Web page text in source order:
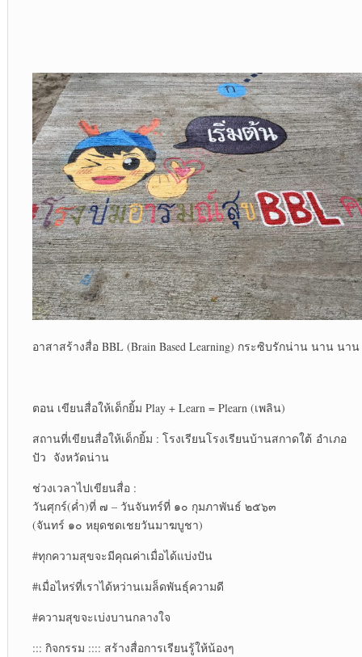
อาสาสร้างสื่อ BBL (Brain Based Learning) กระซิบรักน่าน นาน นาน
ตอน เขียนสื่อให้เด็กยิ้ม Play + Learn = Plearn (เพลิน)
สถานที่เขียนสื่อให้เด็กยิ้ม : โรงเรียนโรงเรียนบ้านสกาดใต้ อำเภอ
ปัว จังหวัดน่าน
ช่วงเวลาไปเขียนสื่อ :
วันศุกร์(ค่ำ)ที่ ๗ – วันจันทร์ที่ ๑๐ กุมภาพันธ์ ๒๕๖๓
(จันทร์ ๑๐ หยุดชดเชยวันมาฆบูชา)
#ทุกความสุขจะมีคุณค่าเมื่อได้แบ่งปัน
#เมื่อไหร่ที่เราได้หว่านเมล็ดพันธุ์ความดี
#ความสุขจะเบ่งบานกลางใจ
::: กิจกรรม :::: สร้างสื่อการเรียนรู้ให้น้องๆ